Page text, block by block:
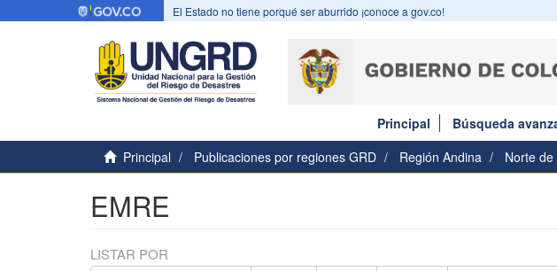
El Estado no tiene porqué ser aburrido ¡conoce a gov.co!
Principal Búsqueda
Principal
Publicaciones por regiones GRD Región Andina Norte
EMRE
LISTAR POR